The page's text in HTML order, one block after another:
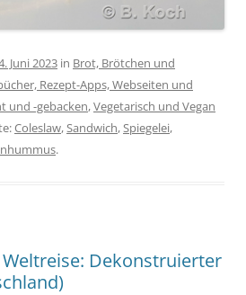
Juni 2023 in Brot, Brötchen und
Rezept-Apps, Webseiten und
und -gebacken,Vegetarisch und Vegan
Coleslaw, Sandwich, Spiegelei,
.
Dekonstruierter